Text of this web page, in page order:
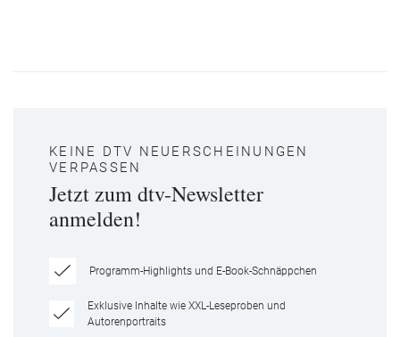
KEINE DTV NEUERSCHEINUNGEN
VERPASSEN
Jetzt zum dtv-Newsletter
anmelden!
Programm-Highlights und E-Book-Schnäppchen
Exklusive Inhalte wie XXL-Leseproben und
Autorenportraits